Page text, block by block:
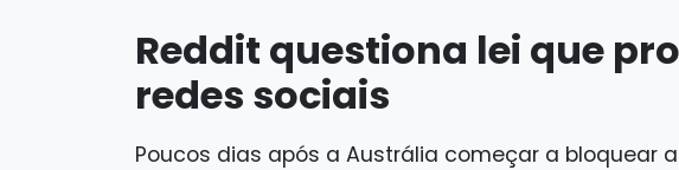
Reddit questiona lei que
redes sociais
Poucos dias após a Austrália começar a bloquear